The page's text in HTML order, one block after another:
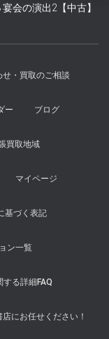
会の演出2【中古】
せ・買取のご相談
ー ブログ
買取地域
マイページ
基づく表記
ン一覧
る詳細FAQ
にお任せください！